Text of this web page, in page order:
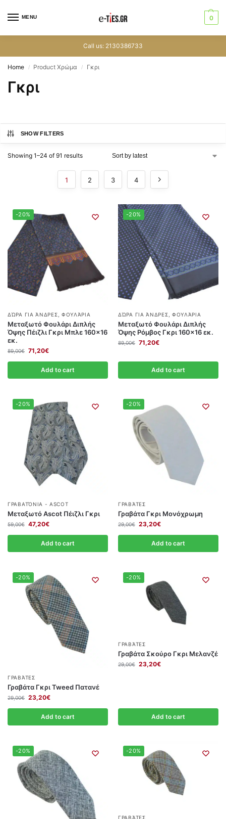
MENU 0
Call us: 2130386733
Home / Product Χρώμα / Γκρι
Γκρι
SHOW FILTERS
Showing 1–24 of 91 results
1 2 3 4
-20%
ΔΏΡΑ ΓΙΑ ΆΝΔΡΕΣ ΦΟΥΛΆΡΙΑ
Μεταξωτό Φουλάρι Διπλής
Όψης Πέιζλι Γκρι Μπλε 160×16
εκ.
89,00€ 71,20€
Add to cart
-20%
ΔΏΡΑ ΓΙΑ ΆΝΔΡΕΣ ΦΟΥΛΆΡΙΑ
Μεταξωτό Φουλάρι Διπλής
Όψης Ρόμβος Γκρι 160×16 εκ.
89,00€ 71,20€
Add to cart
-20%
ΓΡΑΒΑΤΌΝΙΑ - ASCOT
Μεταξωτό Ascot Πέιζλι Γκρι
59,00€ 47,20€
Add to cart
-20%
ΓΡΑΒΆΤΕΣ
Γραβάτα Γκρι Μονόχρωμη
29,00€ 23,20€
Add to cart
-20%
ΓΡΑΒΆΤΕΣ
Γραβάτα Γκρι Tweed Πατανέ
29,00€ 23,20€
Add to cart
-20%
ΓΡΑΒΆΤΕΣ
Γραβάτα Σκούρο Γκρι Μελανζέ
29,00€ 23,20€
Add to cart
-20% -20%
ΓΡΑΒΆΤΕΣ